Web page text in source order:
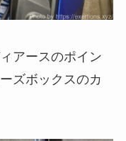
アースのポイン
ズボックスのカ